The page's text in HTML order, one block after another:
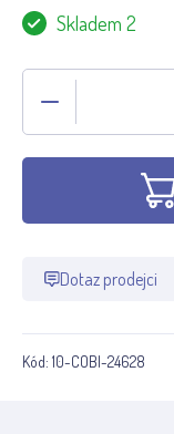
Skladem 2
Dotaz prodejci
Kód: 10-COBI-24628